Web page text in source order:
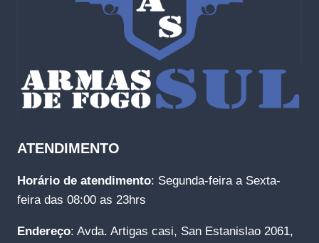
ATENDIMENTO
Horário de atendimento: Segunda-feira a Sexta-
feira das 08:00 as 23hrs
Endereço: Avda. Artigas casi, San Estanislao 2061,